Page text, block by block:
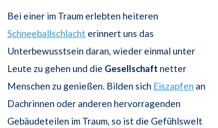
Bei einer im Traum erlebten heiteren
Schneeballschlacht erinnert uns das
Unterbewusstsein daran, wieder einmal unter
Leute zu gehen und die Gesellschaft netter
Menschen zu genießen. Bilden sich Eiszapfen an
Dachrinnen oder anderen hervorragenden
Gebäudeteilen im Traum, so ist die Gefühlswelt